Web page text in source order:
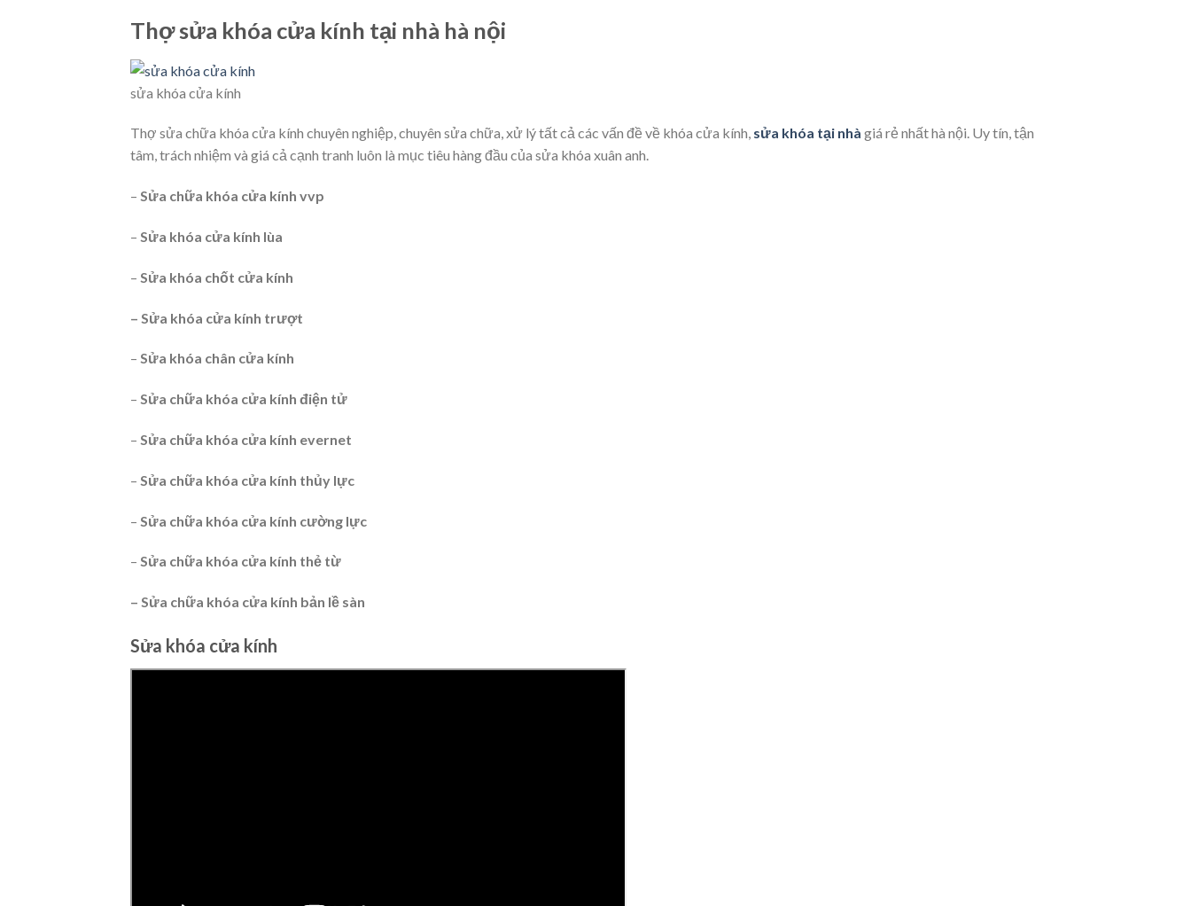
Thợ sửa khóa cửa kính tại nhà hà nội
sửa khóa cửa kính
Thợ sửa chữa khóa cửa kính chuyên nghiệp, chuyên sửa chữa, xử lý tất cả các vấn đề về khóa cửa kính, sửa khóa tại nhà giá rẻ nhất hà nội. Uy tín, tận
tâm, trách nhiệm và giá cả cạnh tranh luôn là mục tiêu hàng đầu của sửa khóa xuân anh.
– Sửa chữa khóa cửa kính vvp
– Sửa khóa cửa kính lùa
– Sửa khóa chốt cửa kính
– Sửa khóa cửa kính trượt
– Sửa khóa chân cửa kính
– Sửa chữa khóa cửa kính điện tử
– Sửa chữa khóa cửa kính evernet
– Sửa chữa khóa cửa kính thủy lực
– Sửa chữa khóa cửa kính cường lực
– Sửa chữa khóa cửa kính thẻ từ
– Sửa chữa khóa cửa kính bản lề sàn
Sửa khóa cửa kính